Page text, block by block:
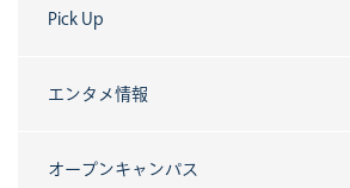
Pick Up
エンタメ情報
オープンキャンパス